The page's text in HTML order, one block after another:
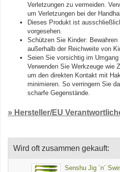
Verletzungen zu vermeiden.
um Verletzungen bei der
Dieses Produkt ist
vorgesehen.
Schützen Sie Kinder:
außerhalb der Reichweite von
Seien Sie vorsichtig im
Verwenden Sie Werkzeuge wie
um den direkten Kontakt mit
minimieren. So verringern Sie
scharfe Gegenstände.
» Hersteller/EU
Wird oft zusammen gekauft:
Senshu Jig ´n´